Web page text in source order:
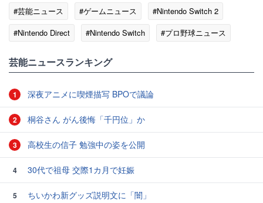
#芸能ニュース #ゲームニュース
#Nintendo Switch 2
#Nintendo Direct
#Nintendo Switch #プロ野球ニュース
芸能ニュースランキング
1 深夜アニメに喫煙描写 BPOで議論
2 桐谷さん がん後悔「千円位」か
3 高校生の信子 勉強中の姿を公開
4 30代で祖母 交際1カ月で妊娠
5
ちいかわ新グッズ説明文に「闇」